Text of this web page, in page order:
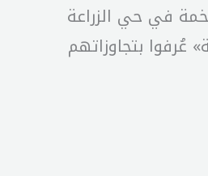
فخمة في حي الزراعة
أعمام بشّار، وكان يدير مع شقيقه فواز الذي توفي عام 2015، «شبّيحة» عُرفوا بتجاوزاتهم